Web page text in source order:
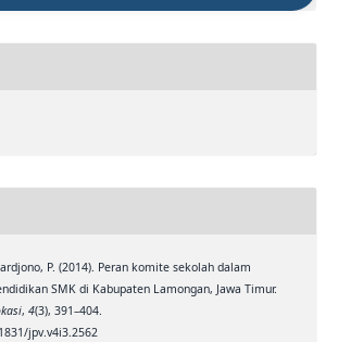
P. (2014). Peran komite sekolah dalam
SMK di Kabupaten Lamongan, Jawa Timur.
, 4(3), 391–404.
jpv.v4i3.2562